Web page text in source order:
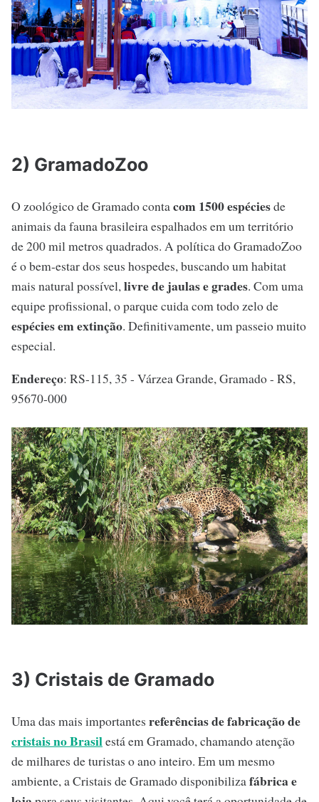
2) GramadoZoo
O zoológico de Gramado contacom 1500 espéciesde
animais da fauna brasileira espalhados em um território
de 200 mil metros quadrados. A política do GramadoZoo
é o bem-estar dos seus hospedes, buscando um habitat
mais natural possível, livre de jaulas e grades. Com uma
equipe profissional, o parque cuida com todo zelo de
espécies em extinção. Definitivamente, um passeio muito
especial.
Endereço: RS-115, 35 - Várzea Grande, Gramado - RS,
95670-000
3) Cristais de Gramado
Uma das mais importantes referências de fabricação de
cristais no Brasilestá em Gramado, chamando atenção
de milhares de turistas o ano inteiro. Em um mesmo
ambiente, a Cristais de Gramado disponibilizafábrica e